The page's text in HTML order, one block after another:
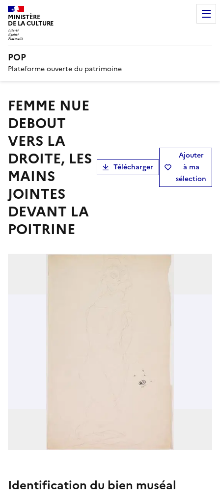
MINISTÈRE
DE LA CULTURE
POP
Plateforme ouverte du patrimoine
FEMME NUE
DEBOUT
VERS LA
DROITE, LES
MAINS
JOINTES
DEVANT LA
POITRINE
Télécharger
Ajouter
à ma
sélection
Identification du bien muséal